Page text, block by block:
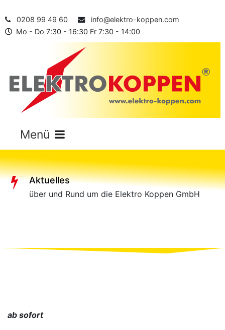
0208 99 49 60
info@elektro-koppen.com
Mo - Do 7:30 - 16:30 Fr 7:30 - 14:00
Aktuelles
über und Rund um die Elektro Koppen GmbH
ab sofort